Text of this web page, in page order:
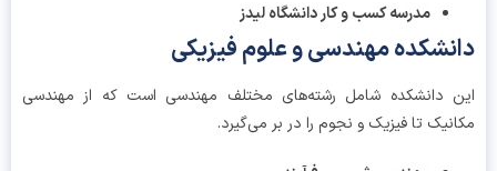
مدرسه کسب و کار دانشگاه لیدز
مهندسی و علوم فیزیکی
دانشکده شامل رشته‌های مختلف مهندسی است که از مهندسی
تا فیزیک و نجوم را در بر می‌گیرد.